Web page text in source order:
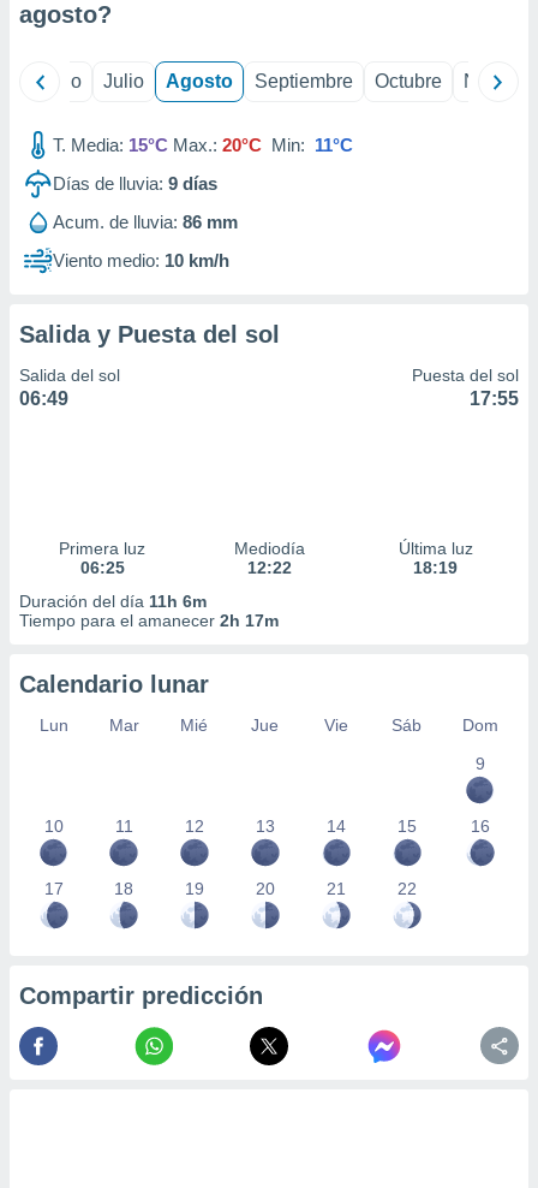
mediante
publicidad
1199
agosto?
Junio Julio Agosto Septiembre Octubre
T. Media: 15°C Max.: 20°C Min: 11°C
Días de lluvia: 9 días
Acum. de lluvia: 86 mm
Viento medio: 10 km/h
Salida y Puesta del sol
Salida del sol
06:49
Puesta del sol
17:55
Primera luz
06:25
Mediodía
12:22
Última luz
18:19
Duración del día 11h 6m
Tiempo para el amanecer 2h 17m
Calendario lunar
Lun Mar Mié Jue Vie Sáb
Dom
9
10 11 12 13 14 15 16
17 18 19 20 21 22
Compartir predicción